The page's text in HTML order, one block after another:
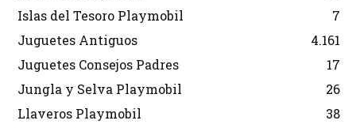
Islas del Tesoro Playmobil
7
Juguetes Antiguos
4.161
Juguetes Consejos Padres
17
Jungla y Selva Playmobil
26
Llaveros Playmobil
38